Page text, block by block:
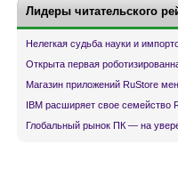
Лидеры читательского
Нелегкая судьба науки и
Открыта первая
Магазин приложений RuStore
IBM расширяет свое семейство
Глобальный рынок ПК — на